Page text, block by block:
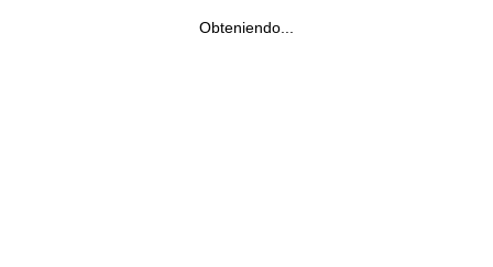
Obteniendo...